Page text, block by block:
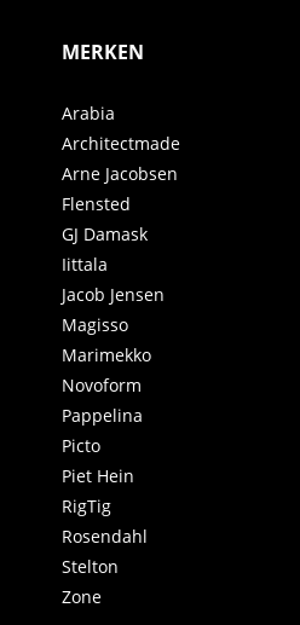
MERKEN
Arabia
Architectmade
Arne Jacobsen
Flensted
GJ Damask
Iittala
Jacob Jensen
Magisso
Marimekko
Novoform
Pappelina
Picto
Piet Hein
RigTig
Rosendahl
Stelton
Zone